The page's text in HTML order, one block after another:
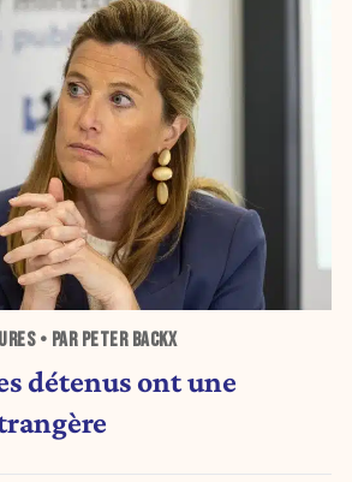
• PAR PETER BACKX
détenus ont une